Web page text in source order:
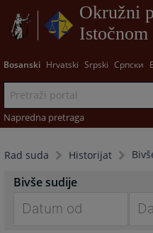
Okružni
Istočnom
Bosanski Hrvatski Srpski Српски
Napredna pretraga
Rad suda Historijat
Bivše sudije